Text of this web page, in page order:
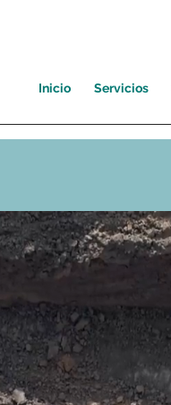
Inicio Servicios